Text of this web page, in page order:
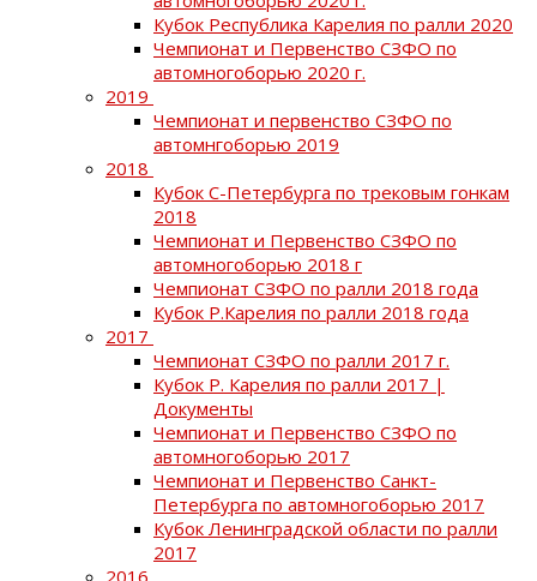
Кубок Республика Карелия по ралли 2020
Чемпионат и Первенство СЗФО по
автомногоборью 2020 г.
2019
Чемпионат и первенство СЗФО по
автомнгоборью 2019
2018
Кубок С-Петербурга по трековым гонкам
2018
Чемпионат и Первенство СЗФО по
автомногоборью 2018 г
Чемпионат СЗФО по ралли 2018 года
Кубок Р.Карелия по ралли 2018 года
2017
Чемпионат СЗФО по ралли 2017 г.
Кубок Р. Карелия по ралли 2017 |
Документы
Чемпионат и Первенство СЗФО по
автомногоборью 2017
Чемпионат и Первенство Санкт-
Петербурга по автомногоборью 2017
Кубок Ленинградской области по ралли
2017
2016